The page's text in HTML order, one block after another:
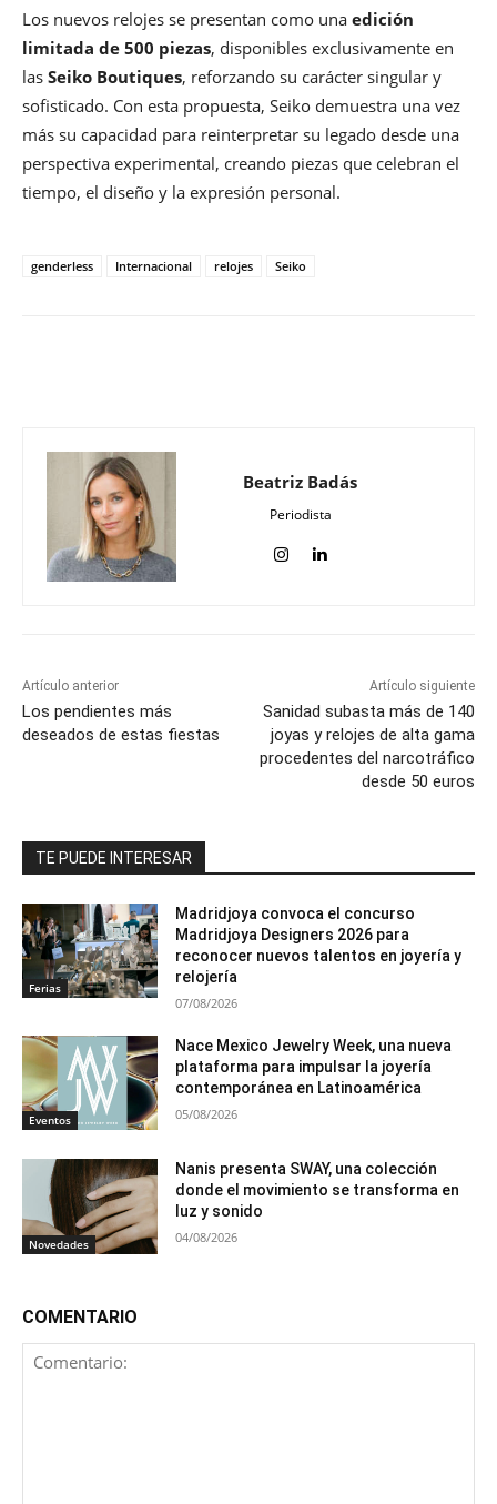
Los nuevos relojes se presentan como una edición
limitada de 500 piezas, disponibles exclusivamente en
las Seiko Boutiques, reforzando su carácter singular y
sofisticado. Con esta propuesta, Seiko demuestra una vez
más su capacidad para reinterpretar su legado desde una
perspectiva experimental, creando piezas que celebran el
tiempo, el diseño y la expresión personal.
genderless Internacional relojes Seiko
Beatriz Badás
Periodista
Artículo anterior
Los pendientes más
deseados de estas fiestas
Artículo siguiente
Sanidad subasta más de 140
joyas y relojes de alta gama
procedentes del narcotráfico
desde 50 euros
TE PUEDE INTERESAR
Ferias
Madridjoya convoca el concurso
Madridjoya Designers 2026 para
reconocer nuevos talentos en joyería y
relojería
07/08/2026
Eventos
Nace Mexico Jewelry Week, una nueva
plataforma para impulsar la joyería
contemporánea en Latinoamérica
05/08/2026
Novedades
Nanis presenta SWAY, una colección
donde el movimiento se transforma en
luz y sonido
04/08/2026
COMENTARIO